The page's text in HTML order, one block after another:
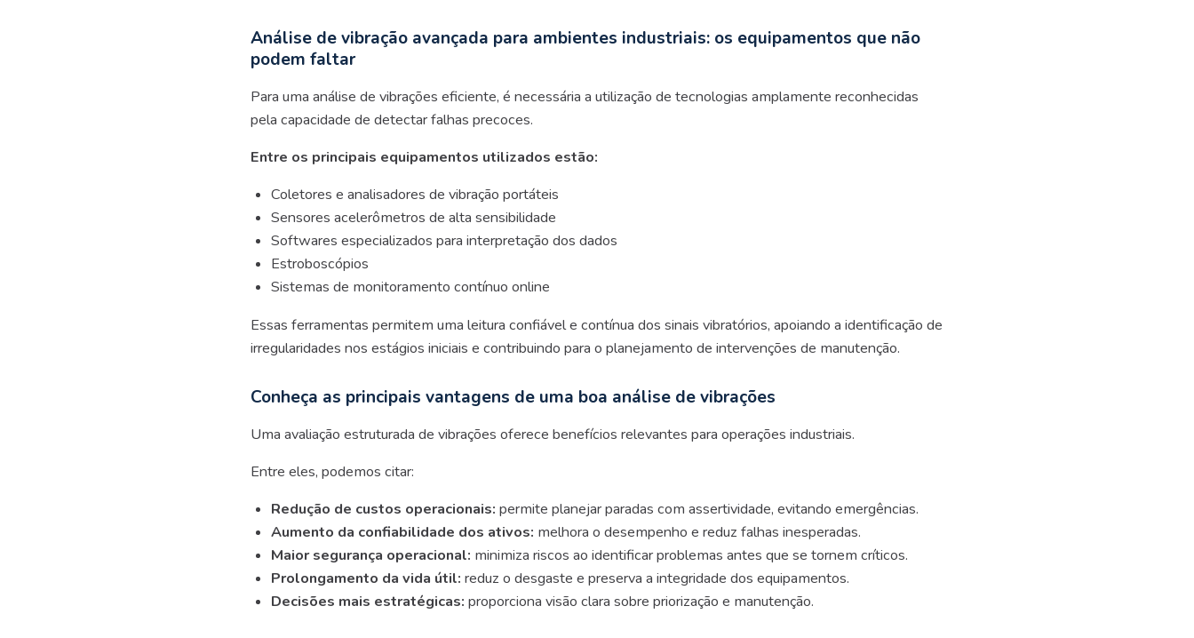
Análise de vibração avançada para ambientes industriais: os equipamentos que não
podem faltar
Para uma análise de vibrações eficiente, é necessária a utilização de tecnologias amplamente reconhecidas
pela capacidade de detectar falhas precoces.
Entre os principais equipamentos utilizados estão:
Coletores e analisadores de vibração portáteis
Sensores acelerômetros de alta sensibilidade
Softwares especializados para interpretação dos dados
Estroboscópios
Sistemas de monitoramento contínuo online
Essas ferramentas permitem uma leitura confiável e contínua dos sinais vibratórios, apoiando a identificação de
irregularidades nos estágios iniciais e contribuindo para o planejamento de intervenções de manutenção.
Conheça as principais vantagens de uma boa análise de vibrações
Uma avaliação estruturada de vibrações oferece benefícios relevantes para operações industriais.
Entre eles, podemos citar:
Redução de custos operacionais: permite planejar paradas com assertividade, evitando emergências.
Aumento da confiabilidade dos ativos: melhora o desempenho e reduz falhas inesperadas.
Maior segurança operacional: minimiza riscos ao identificar problemas antes que se tornem críticos.
Prolongamento da vida útil: reduz o desgaste e preserva a integridade dos equipamentos.
Decisões mais estratégicas: proporciona visão clara sobre priorização e manutenção.